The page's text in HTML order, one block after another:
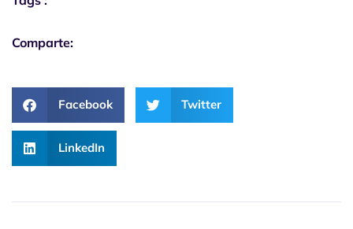
Comparte:
Facebook Twitter
LinkedIn